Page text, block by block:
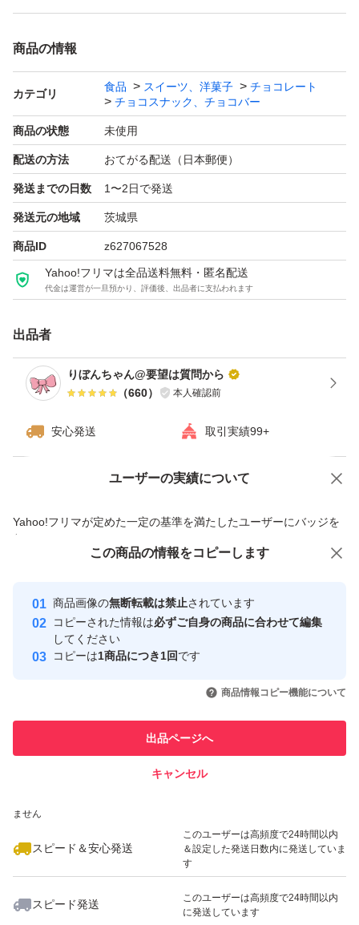
出品者都合で削除、再出品する事があります。
出品中以外の物は基本的には在庫ありません。
soldout品の在庫の問い合わせ、値下げ交渉、受け取り通
知できない方、ブロックします。
商品の情報
カテゴリ
食品 スイーツ、洋菓子
チョコレート
チョコスナック、チョコバー
商品の状態 未使用
配送の方法 おてがる配送（日本郵便）
発送までの日数 1〜2日で発送
発送元の地域 茨城県
商品ID z627067528
Yahoo!フリマは全品送料無料・匿名配送
代金は運営が一旦預かり、評価後、出品者に支払われます
出品者
りぼんちゃん@要望は質問から
（660） 本人確認前
安心発送 取引実績99+
ユーザーの実績について
Yahoo!フリマが定めた一定の基準を満たしたユーザーにバッジを
付与しています
安心取引出品者
心・安全なユーザーです
取引実績
引を完了させた実績があります
での取引実績があります
ません
スピード＆安心発送
このユーザーは高頻度で24時間以内
＆設定した発送日数内に発送していま
す
スピード発送
このユーザーは高頻度で24時間以内
に発送しています
価格の相談 商品への質問
この商品の情報をコピーします
商品画像の無断転載は禁止されています
コピーされた情報は必ずご自身の商品に合わせて編集
してください
コピーは1商品につき1回です
商品情報コピー機能について
出品ページへ
キャンセル
この商品をみている人にオススメ
いいね！
1,100